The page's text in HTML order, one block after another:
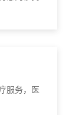
服务，医